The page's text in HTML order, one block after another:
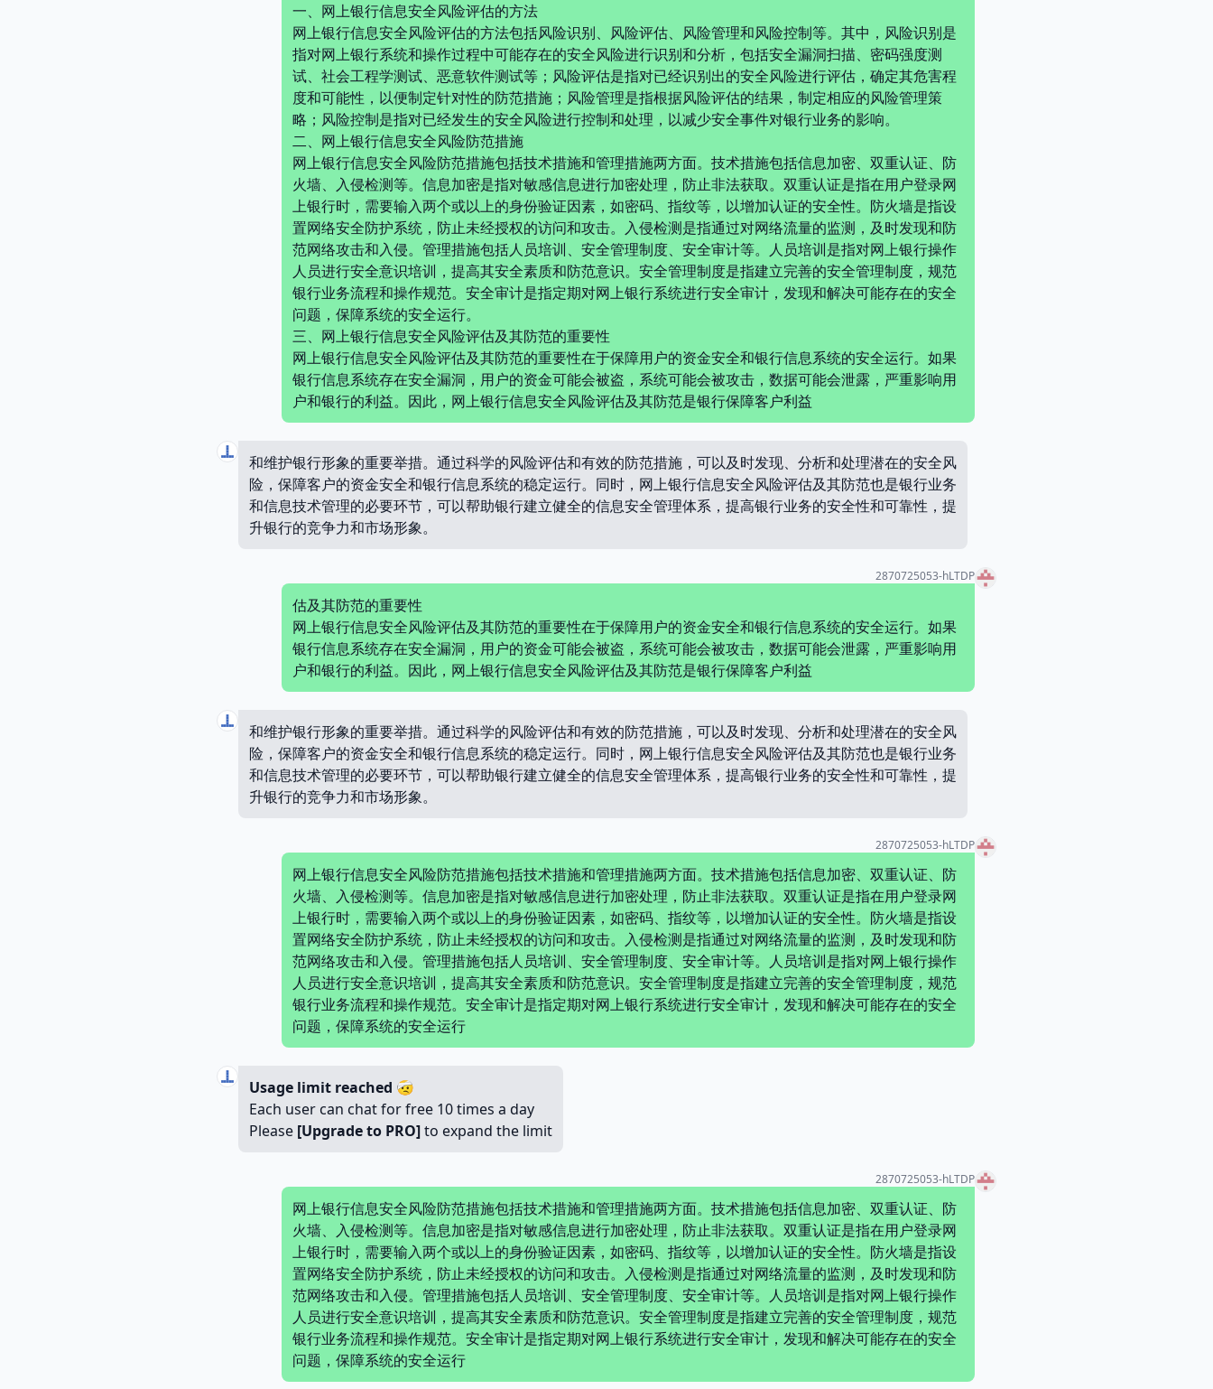
一、网上银行信息安全风险评估的方法
网上银行信息安全风险评估的方法包括风险识别、风险评估、风险管理和风险控制等。其中，风险识别是
指对网上银行系统和操作过程中可能存在的安全风险进行识别和分析，包括安全漏洞扫描、密码强度测
试、社会工程学测试、恶意软件测试等；风险评估是指对已经识别出的安全风险进行评估，确定其危害程
度和可能性，以便制定针对性的防范措施；风险管理是指根据风险评估的结果，制定相应的风险管理策
略；风险控制是指对已经发生的安全风险进行控制和处理，以减少安全事件对银行业务的影响。
二、网上银行信息安全风险防范措施
网上银行信息安全风险防范措施包括技术措施和管理措施两方面。技术措施包括信息加密、双重认证、防
火墙、入侵检测等。信息加密是指对敏感信息进行加密处理，防止非法获取。双重认证是指在用户登录网
上银行时，需要输入两个或以上的身份验证因素，如密码、指纹等，以增加认证的安全性。防火墙是指设
置网络安全防护系统，防止未经授权的访问和攻击。入侵检测是指通过对网络流量的监测，及时发现和防
范网络攻击和入侵。管理措施包括人员培训、安全管理制度、安全审计等。人员培训是指对网上银行操作
人员进行安全意识培训，提高其安全素质和防范意识。安全管理制度是指建立完善的安全管理制度，规范
银行业务流程和操作规范。安全审计是指定期对网上银行系统进行安全审计，发现和解决可能存在的安全
问题，保障系统的安全运行。
三、网上银行信息安全风险评估及其防范的重要性
网上银行信息安全风险评估及其防范的重要性在于保障用户的资金安全和银行信息系统的安全运行。如果
银行信息系统存在安全漏洞，用户的资金可能会被盗，系统可能会被攻击，数据可能会泄露，严重影响用
户和银行的利益。因此，网上银行信息安全风险评估及其防范是银行保障客户利益
和维护银行形象的重要举措。通过科学的风险评估和有效的防范措施，可以及时发现、分析和处理潜在的安全风
险，保障客户的资金安全和银行信息系统的稳定运行。同时，网上银行信息安全风险评估及其防范也是银行业务
和信息技术管理的必要环节，可以帮助银行建立健全的信息安全管理体系，提高银行业务的安全性和可靠性，提
升银行的竞争力和市场形象。
2870725053-hLTDP
估及其防范的重要性
网上银行信息安全风险评估及其防范的重要性在于保障用户的资金安全和银行信息系统的安全运行。如果
银行信息系统存在安全漏洞，用户的资金可能会被盗，系统可能会被攻击，数据可能会泄露，严重影响用
户和银行的利益。因此，网上银行信息安全风险评估及其防范是银行保障客户利益
和维护银行形象的重要举措。通过科学的风险评估和有效的防范措施，可以及时发现、分析和处理潜在的安全风
险，保障客户的资金安全和银行信息系统的稳定运行。同时，网上银行信息安全风险评估及其防范也是银行业务
和信息技术管理的必要环节，可以帮助银行建立健全的信息安全管理体系，提高银行业务的安全性和可靠性，提
升银行的竞争力和市场形象。
2870725053-hLTDP
网上银行信息安全风险防范措施包括技术措施和管理措施两方面。技术措施包括信息加密、双重认证、防
火墙、入侵检测等。信息加密是指对敏感信息进行加密处理，防止非法获取。双重认证是指在用户登录网
上银行时，需要输入两个或以上的身份验证因素，如密码、指纹等，以增加认证的安全性。防火墙是指设
置网络安全防护系统，防止未经授权的访问和攻击。入侵检测是指通过对网络流量的监测，及时发现和防
范网络攻击和入侵。管理措施包括人员培训、安全管理制度、安全审计等。人员培训是指对网上银行操作
人员进行安全意识培训，提高其安全素质和防范意识。安全管理制度是指建立完善的安全管理制度，规范
银行业务流程和操作规范。安全审计是指定期对网上银行系统进行安全审计，发现和解决可能存在的安全
问题，保障系统的安全运行
Usage limit reached 🤕
Each user can chat for free 10 times a day
Please [Upgrade to PRO]to expand the limit
2870725053-hLTDP
网上银行信息安全风险防范措施包括技术措施和管理措施两方面。技术措施包括信息加密、双重认证、防
火墙、入侵检测等。信息加密是指对敏感信息进行加密处理，防止非法获取。双重认证是指在用户登录网
上银行时，需要输入两个或以上的身份验证因素，如密码、指纹等，以增加认证的安全性。防火墙是指设
置网络安全防护系统，防止未经授权的访问和攻击。入侵检测是指通过对网络流量的监测，及时发现和防
范网络攻击和入侵。管理措施包括人员培训、安全管理制度、安全审计等。人员培训是指对网上银行操作
人员进行安全意识培训，提高其安全素质和防范意识。安全管理制度是指建立完善的安全管理制度，规范
银行业务流程和操作规范。安全审计是指定期对网上银行系统进行安全审计，发现和解决可能存在的安全
问题，保障系统的安全运行